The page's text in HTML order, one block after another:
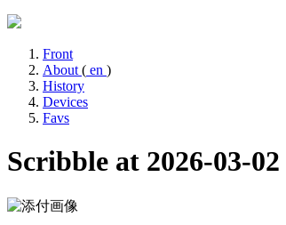
Front
About ( en )
History
Devices
Favs
Scribble at 2026-03-